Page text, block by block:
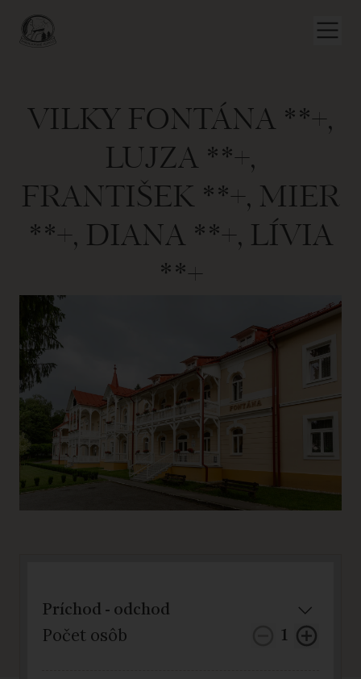
VILKY FONTÁNA **+,
LUJZA **+,
FRANTIŠEK **+, MIER
**+, DIANA **+, LÍVIA
**+
Počet osôb 1